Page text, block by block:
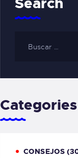
Categories
CONSEJOS